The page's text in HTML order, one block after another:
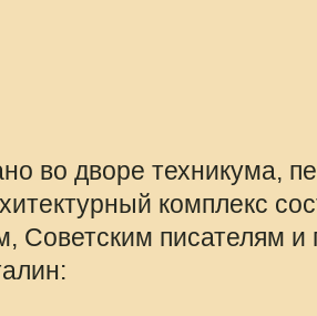
во дворе техникума,
комплекс
Советским писателям и